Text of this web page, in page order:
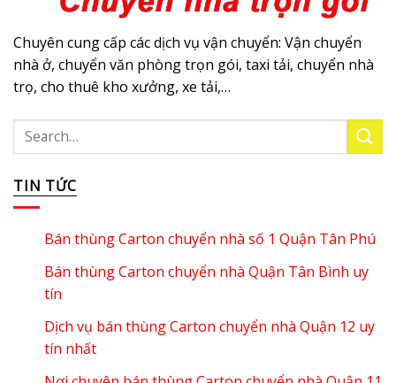
Chuyên cung cấp các dịch vụ vận chuyển: Vận chuyển
nhà ở, chuyển văn phòng trọn gói, taxi tải, chuyển nhà
trọ, cho thuê kho xưởng, xe tải,…
TIN TỨC
Bán thùng Carton chuyển nhà số 1 Quận Tân Phú
Bán thùng Carton chuyển nhà Quận Tân Bình uy
tín
Dịch vụ bán thùng Carton chuyển nhà Quận 12 uy
tín nhất